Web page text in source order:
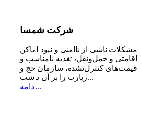
شرکت شمسا
مشكلات ناشی از ناامنی و نبود اماكن
اقامتی و حمل‌ونقل، تغذیه‌ نامناسب و
قیمت‌های كنترل‌نشده، سازمان حج و
زیارت را بر آن داشت...
ادامه...